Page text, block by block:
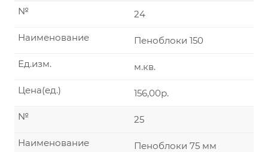
24
№
Пеноблоки 150
Наименование
м.кв.
Ед.изм.
156,00р.
Цена(ед.)
25
№
Пеноблоки 75 мм
Наименование